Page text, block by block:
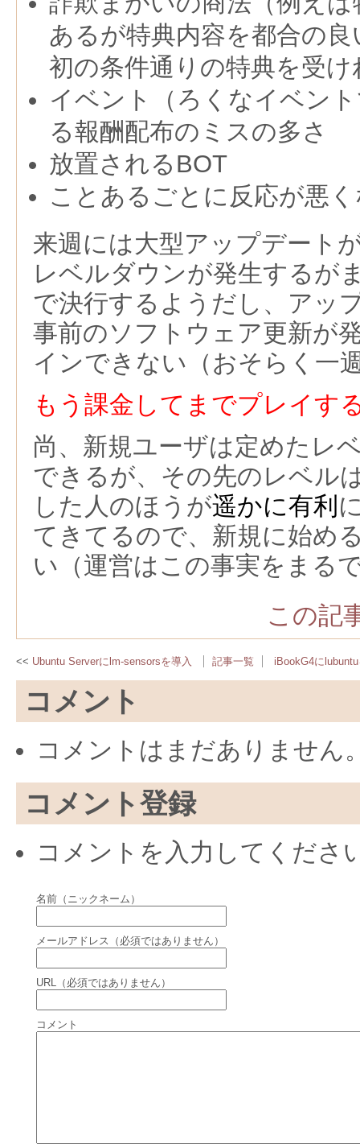
あるが特典内容を都合の
初の条件通りの特典を受
イベント（ろくなイベン
る報酬配布のミスの多さ
放置されるBOT
ことあるごとに反応が悪
来週には大型アップデート
レベルダウンが発生するが
で決行するようだし、アッ
事前のソフトウェア更新が
インできない（おそらく一
もう課金してまでプレイす
尚、新規ユーザは定めたレ
できるが、その先のレベル
した人のほうが遥かに有利
てきてるので、新規に始め
い（運営はこの事実をまる
この記
Ubuntu Serverにlm-sensorsを導入 記事一覧 iBookG4に
コメント
コメントはまだありません
コメント登録
コメントを入力してくださ
名前（ニックネーム）
メールアドレス（必須ではありません）
URL（必須ではありません）
コメント